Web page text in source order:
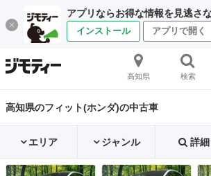
アプリならお得な情報を見逃さ
インストール アプリで開く
高知県 検索
高知県のフィット(ホンダ)の中古車
エリア ジャンル 詳細